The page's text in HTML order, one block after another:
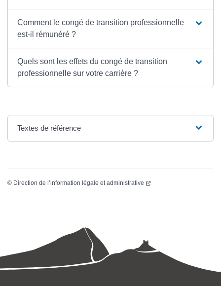
Comment le congé de transition professionnelle
est-il rémunéré ?
Quels sont les effets du congé de transition
professionnelle sur votre carrière ?
Textes de référence
© Direction de l’information légale et administrative